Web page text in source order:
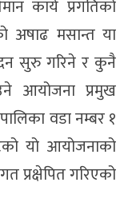
कार्य प्रगतिको
अषाढ मसान्त या
सुरु गरिने र कुनै
आयोजना प्रमुख
वडा नम्बर १
यो आयोजनाको
प्रक्षेपित गरिएको